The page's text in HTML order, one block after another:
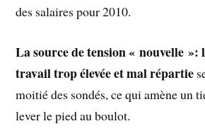
des salaires pour 2010.
La source de tension « nouvelle »:
travail trop élevée et mal répartie
moitié des sondés, ce qui amène un
lever le pied au boulot.